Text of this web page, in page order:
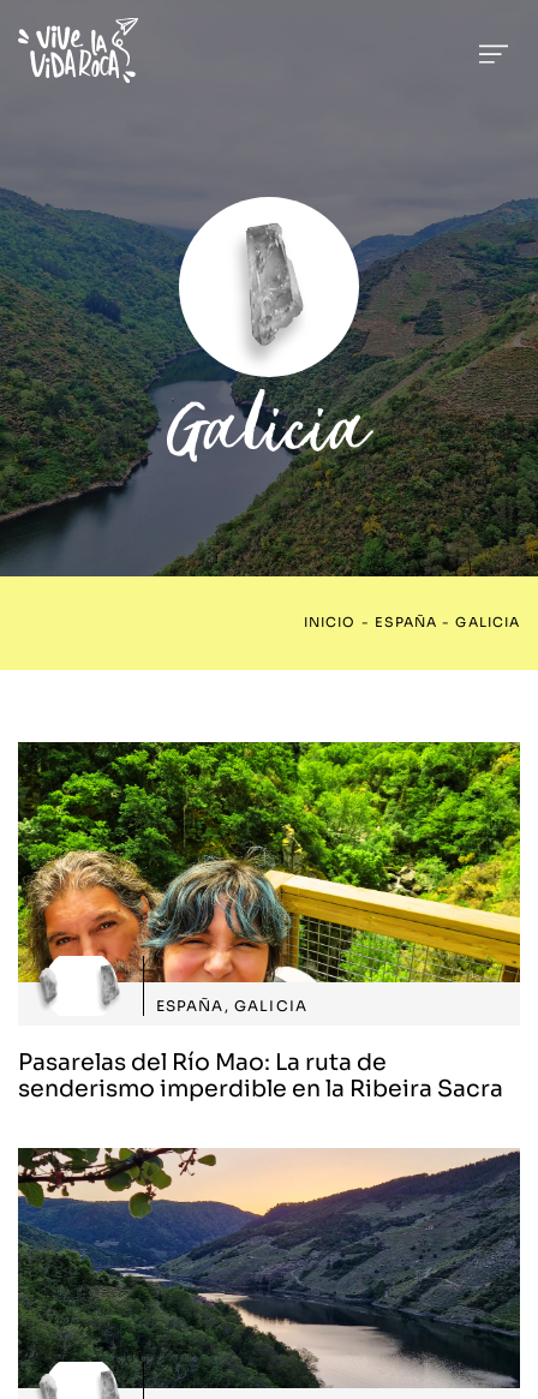
Galicia
INICIO - ESPAÑA -GALICIA
ESPAÑA , GALICIA
Pasarelas del Río Mao: La ruta de
senderismo imperdible en la Ribeira Sacra